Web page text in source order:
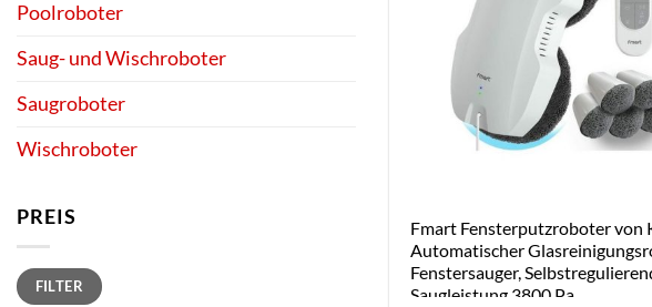
Poolroboter
Saug- und Wischroboter
Saugroboter
Wischroboter
PREIS
Min.
Preis
Max.
PreisFILTER
Fmart Fensterputzroboter von
Automatischer
Fenstersauger,
Saugleistung 3800 Pa